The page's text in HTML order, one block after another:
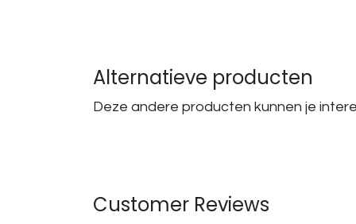
Alternatieve producten
Deze andere producten kunnen je
Customer Reviews